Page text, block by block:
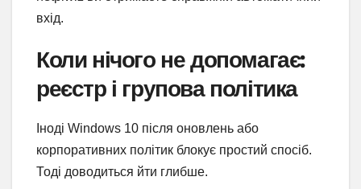
вхід.
Коли нічого не допомагає:
реєстр і групова політика
Іноді Windows 10 після оновлень або
корпоративних політик блокує простий спосіб.
Тоді доводиться йти глибше.